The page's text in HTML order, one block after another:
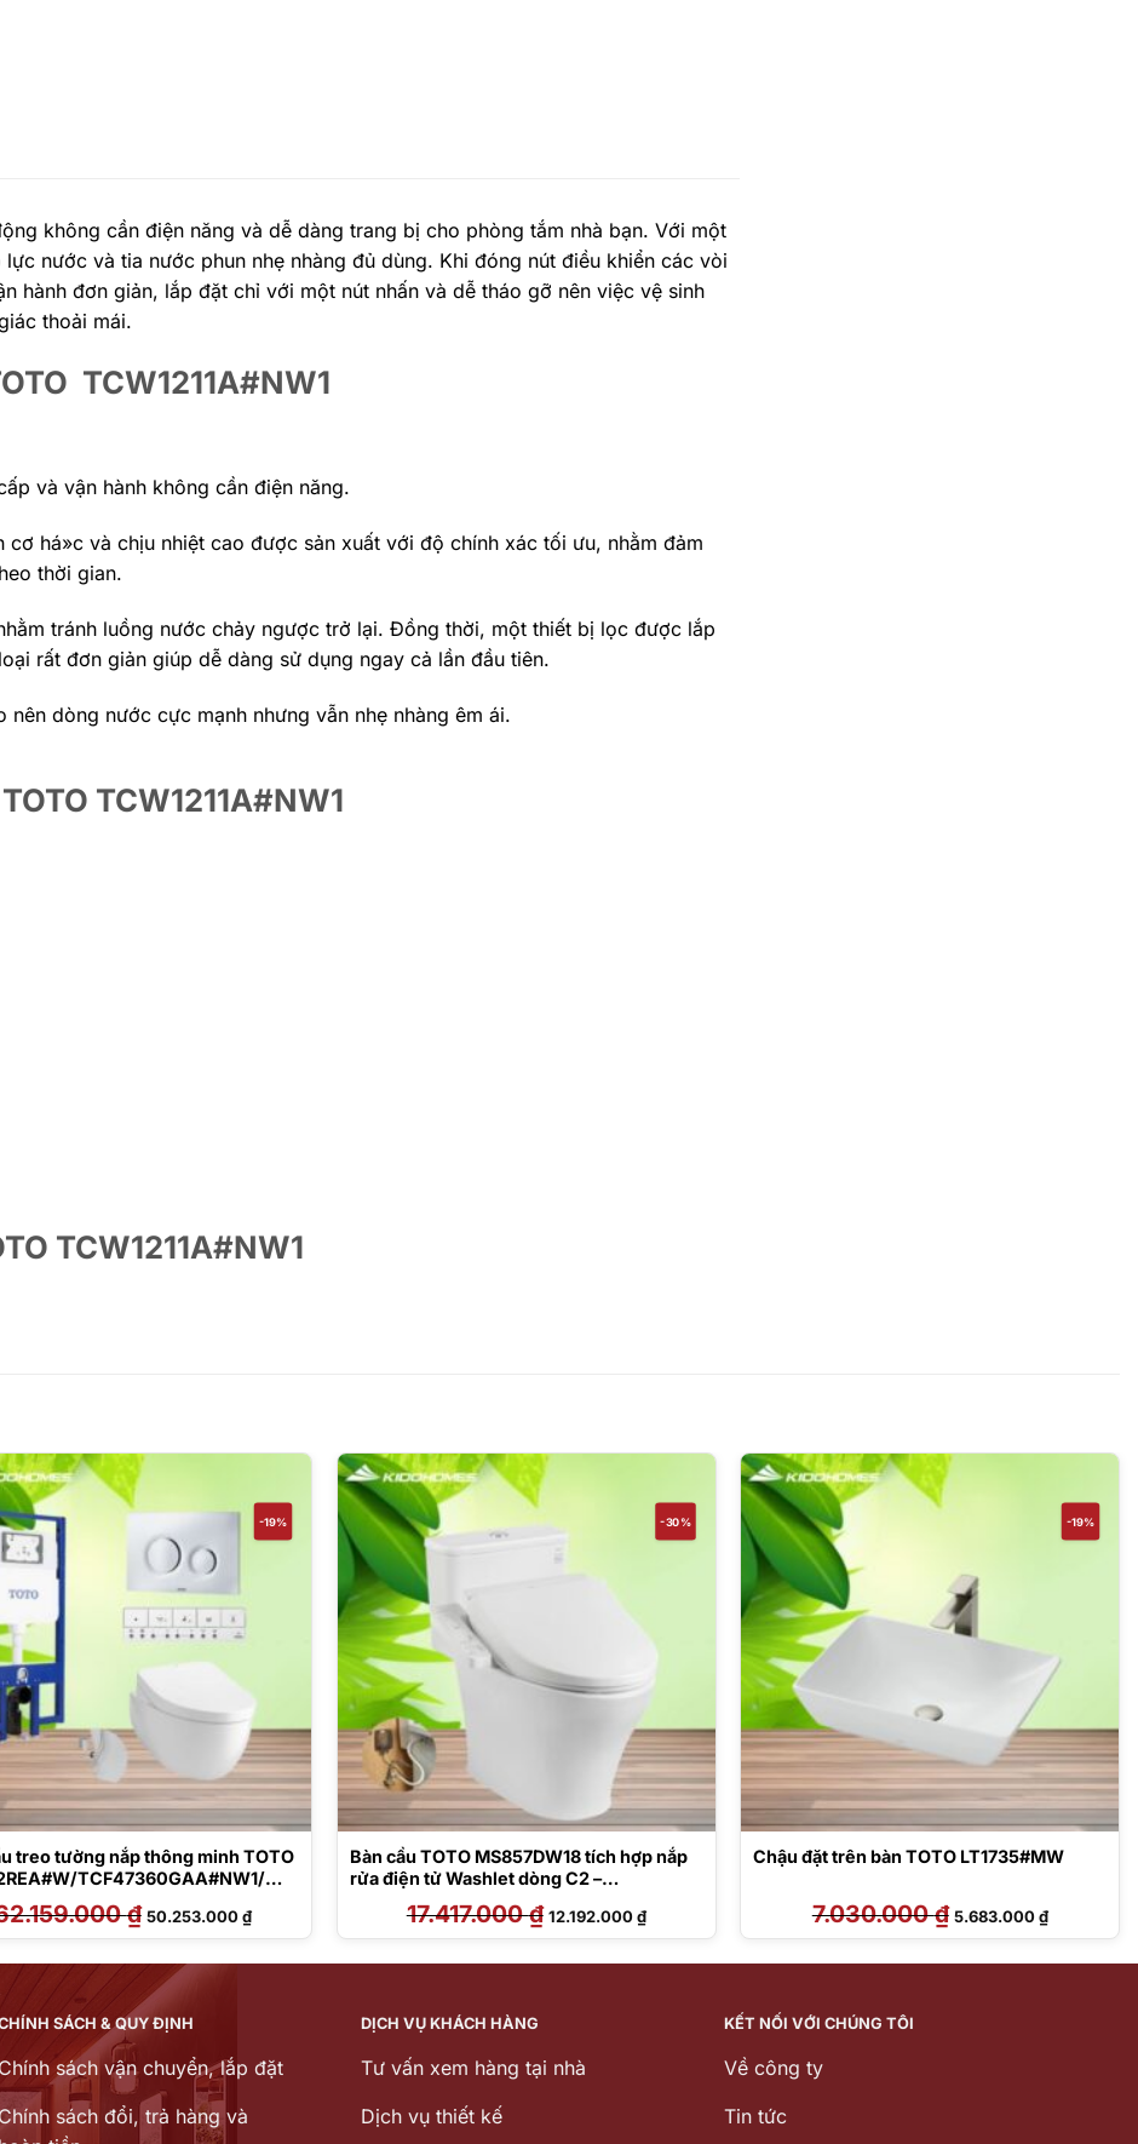
không cần điện năng và dễ dàng trang bị cho phòng tắm nhà bạn. Với một
nước và tia nước phun nhẹ nhàng đủ dùng. Khi đóng nút điều khiển các vòi
hành đơn giản, lắp đặt chỉ với một nút nhấn và dễ tháo gỡ nên việc vệ sinh
thoải mái.
TCW1211A#NW1
và vận hành không cần điện năng.
há»c và chịu nhiệt cao được sản xuất với độ chính xác tối ưu, nhằm đảm
thời gian.
tránh luồng nước chảy ngược trở lại. Đồng thời, một thiết bị lọc được lắp
rất đơn giản giúp dễ dàng sử dụng ngay cả lần đầu tiên.
dòng nước cực mạnh nhưng vẫn nhẹ nhàng êm ái.
TCW1211A#NW1
TCW1211A#NW1
-19%
treo tường nắp thông minh TOTO
TCF47360GAA#NW1/
TCA465/MB174P#SS
₫ Giá
gốc
là:
50.253.000₫Giá
hiện
tại
50.253.000 ₫.
-30%
Bàn cầu TOTO MS857DW18 tích hợp nắp
rửa điện tử Washlet dòng C2 –
TCF23710AAA
17.417.000₫ Giá
gốc
là:
12.192.000₫Giá
hiện
tại
12.192.000 ₫.
-19%
Chậu đặt trên bàn TOTO LT1735#MW
7.030.000₫ Giá
gốc
là:
5.683.000₫Giá
hiện
tại
5.683.000
SÁCH & QUY ĐỊNH
Chính sách vận chuyển, lắp đặt
sách đổi, trả hàng và
DỊCH VỤ KHÁCH HÀNG
Tư vấn xem hàng tại nhà
Dịch vụ thiết kế
KẾT NỐI VỚI CHÚNG TÔI
Về công ty
Tin tức